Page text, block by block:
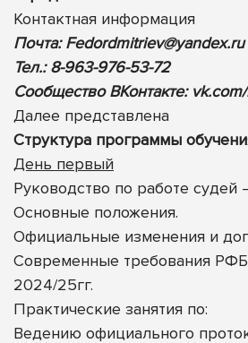
Контактная информация
Почта:Fedordmitriev@yandex.ru
Тел.: 8-963-976-53-72
Сообщество ВКонтакте:
Далее представлена
Cтруктура программы
День первый
Руководство по работе судей
Основные положения.
Официальные изменения и
Современные требования РФБ
2024/25гг.
Практические занятия по:
Ведению официального